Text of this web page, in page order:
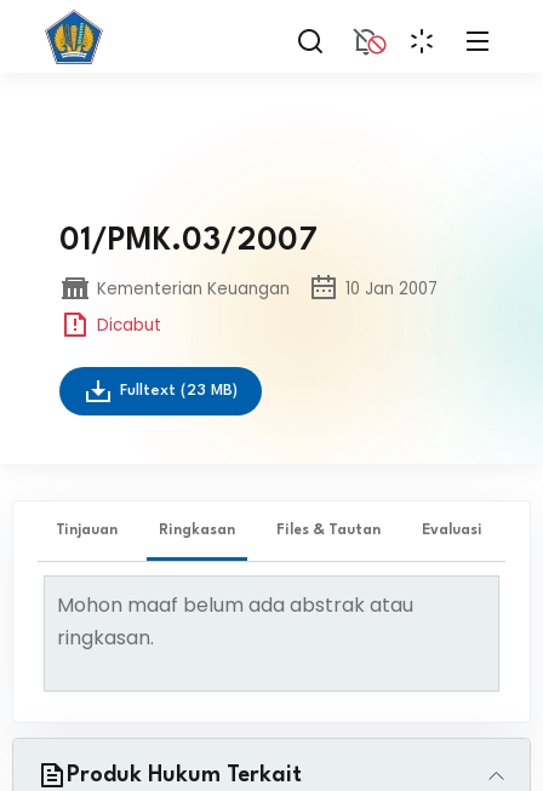
01/PMK.03/2007
Kementerian Keuangan
10 Jan 2007
Dicabut
Fulltext (23 MB)
Tinjauan Ringkasan Files & Tautan Evaluasi
Mohon maaf belum ada abstrak atau
ringkasan.
Produk Hukum Terkait